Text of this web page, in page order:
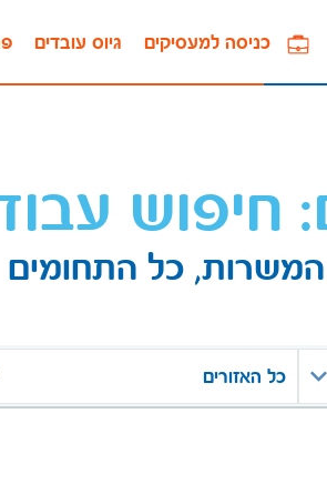
גיוס עובדים כניסה למעסיקים
חיפוש
כל התחומים
כל האזורים